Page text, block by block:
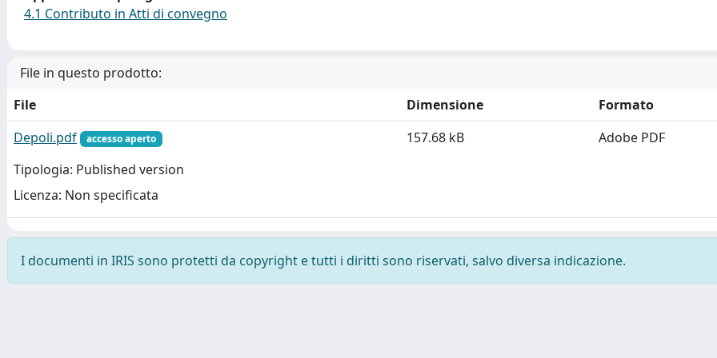
4.1 Contributo in Atti di convegno
File in questo prodotto:
File
Dimensione
Formato
Depoli.pdf
accesso aperto
Tipologia: Published version
Licenza: Non specificata
157.68 kB Adobe PDF
I documenti in IRIS sono protetti da copyright e tutti i diritti sono riservati, salvo diversa indicazione.